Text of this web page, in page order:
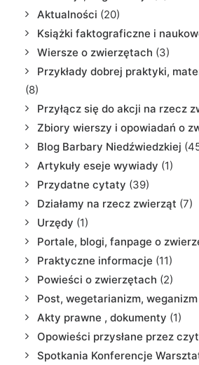
Aktualności (20)
Książki faktograficzne i
Wiersze o zwierzętach (3)
Przykłady dobrej praktyki,
(8)
Przyłącz się do akcji na rzecz
Zbiory wierszy i opowiadań o
Blog Barbary Niedźwiedzkiej
Artykuły eseje wywiady (1)
Przydatne cytaty (39)
Działamy na rzecz zwierząt (7)
Urzędy (1)
Portale, blogi, fanpage o
Praktyczne informacje (11)
Powieści o zwierzętach (2)
Post, wegetarianizm, weganizm
Akty prawne , dokumenty (1)
Opowieści przysłane przez
Spotkania Konferencje